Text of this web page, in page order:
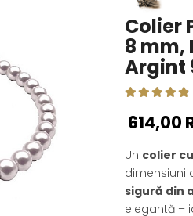
Colier
8 mm,
Argint
614,00
Un colier
dimensiuni
sigură din
elegantă –